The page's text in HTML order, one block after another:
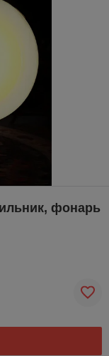
фонарь